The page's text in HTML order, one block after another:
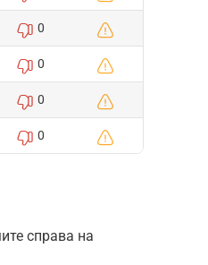
0
0
0
0
справа на